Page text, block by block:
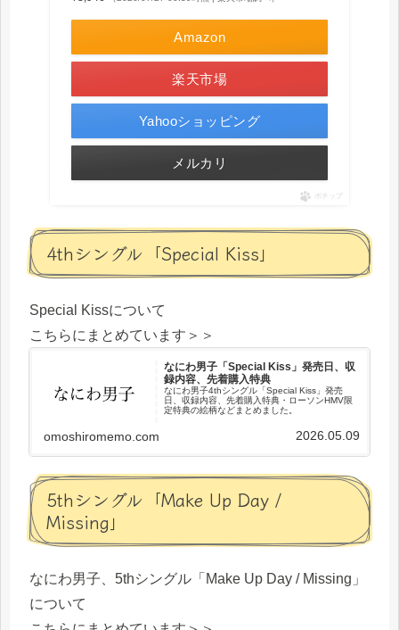
Amazon
楽天市場
Yahooショッピング
メルカリ
ポチップ
4thシングル「Special Kiss」
Special Kissについて
こちらにまとめています＞＞
なにわ男子「Special Kiss」発売日、収
録内容、先着購入特典
なにわ男子4thシングル「Special Kiss」発売
日、収録内容、先着購入特典・ローソンHMV限
定特典の絵柄などまとめました。
omoshiromemo.com 2026.05.09
5thシングル「Make Up Day /
Missing」
なにわ男子、5thシングル「Make Up Day / Missing」
について